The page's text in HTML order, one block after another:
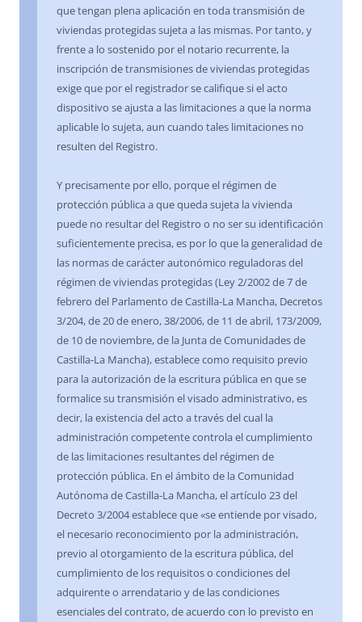
que tengan plena aplicación en toda transmisión de
viviendas protegidas sujeta a las mismas. Por tanto, y
frente a lo sostenido por el notario recurrente, la
inscripción de transmisiones de viviendas protegidas
exige que por el registrador se califique si el acto
dispositivo se ajusta a las limitaciones a que la norma
aplicable lo sujeta, aun cuando tales limitaciones no
resulten del Registro.
Y precisamente por ello, porque el régimen de
protección pública a que queda sujeta la vivienda
puede no resultar del Registro o no ser su identificación
suficientemente precisa, es por lo que la generalidad de
las normas de carácter autonómico reguladoras del
régimen de viviendas protegidas (Ley 2/2002 de 7 de
febrero del Parlamento de Castilla-La Mancha, Decretos
3/204, de 20 de enero, 38/2006, de 11 de abril, 173/2009,
de 10 de noviembre, de la Junta de Comunidades de
Castilla-La Mancha), establece como requisito previo
para la autorización de la escritura pública en que se
formalice su transmisión el visado administrativo, es
decir, la existencia del acto a través del cual la
administración competente controla el cumplimiento
de las limitaciones resultantes del régimen de
protección pública. En el ámbito de la Comunidad
Autónoma de Castilla-La Mancha, el artículo 23 del
Decreto 3/2004 establece que «se entiende por visado,
el necesario reconocimiento por la administración,
previo al otorgamiento de la escritura pública, del
cumplimiento de los requisitos o condiciones del
adquirente o arrendatario y de las condiciones
esenciales del contrato, de acuerdo con lo previsto en